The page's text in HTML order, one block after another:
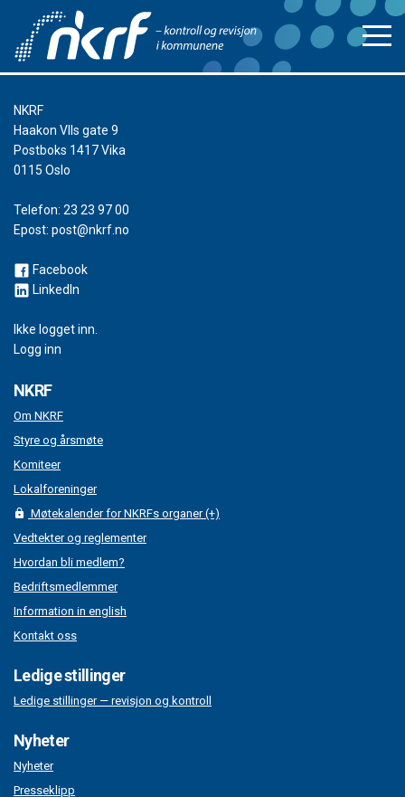
NKRF
Haakon VIIs gate 9
Postboks 1417 Vika
0115 Oslo
Telefon: 23 23 97 00
Epost: post@nkrf.no
Facebook
LinkedIn
Ikke logget inn.
Logg inn
NKRF
Om NKRF
Styre og årsmøte
Komiteer
Lokalforeninger
Møtekalender for NKRFs organer (+)
Vedtekter og reglementer
Hvordan bli medlem?
Bedriftsmedlemmer
Information in english
Kontakt oss
Ledige stillinger
Ledige stillinger — revisjon og kontroll
Nyheter
Nyheter
Presseklipp